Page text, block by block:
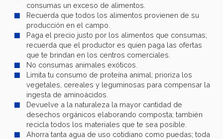
consumas un exceso de alimentos.
Recuerda que todos los alimentos provienen de su
producción en el campo.
Paga el precio justo por los alimentos que consumas;
recuerda que el productor es quien paga las ofertas
que te brindan en los centros comerciales.
No consumas animales exóticos.
Limita tu consumo de proteína animal; prioriza los
vegetales, cereales y leguminosas para compensar la
ingesta de aminoácidos.
Devuelve a la naturaleza la mayor cantidad de
desechos orgánicos elaborando composta; también
recicla todos los materiales que te sea posible.
Ahorra tanta agua de uso cotidiano como puedas; toda